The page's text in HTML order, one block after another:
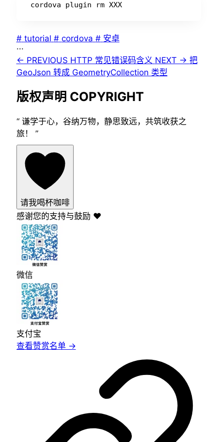
cordova plugin rm XXX
# tutorial # cordova # 安卓
···
← PREVIOUS HTTP 常见错误码含义 NEXT → 把
GeoJson 转成 GeometryCollection 类型
版权声明 COPYRIGHT
“谦学于心，谷纳万物，静思致远，共筑收获之
旅！ ”
请我喝杯咖啡
感谢您的支持与鼓励 ❤️
微信
支付宝
查看赞赏名单 →